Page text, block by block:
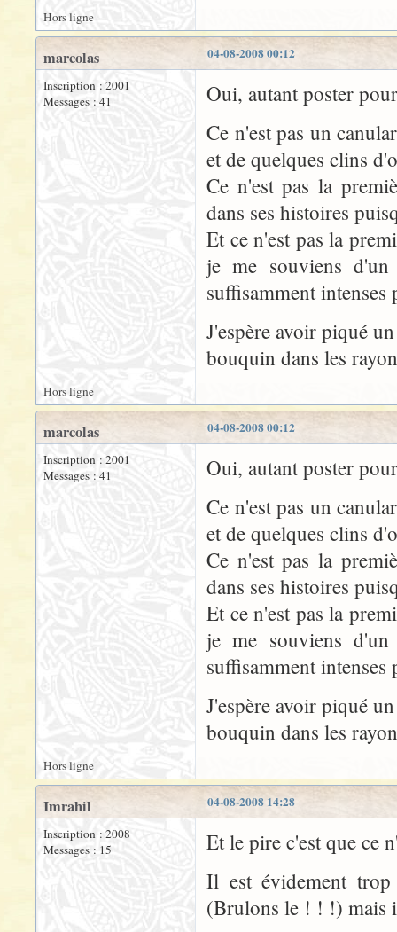
Hors ligne
04-08-2008 00:12
marcolas
Inscription : 2001
Messages : 41
Oui, autant poster
Ce n'est pas un
et de quelques clins
Ce n'est pas la
dans ses histoires
Et ce n'est pas la
je me souviens
suffisamment
J'espère avoir piqué
bouquin dans les
Hors ligne
04-08-2008 00:12
marcolas
Inscription : 2001
Messages : 41
Oui, autant poster
Ce n'est pas un
et de quelques clins
Ce n'est pas la
dans ses histoires
Et ce n'est pas la
je me souviens
suffisamment
J'espère avoir piqué
bouquin dans les
Hors ligne
04-08-2008 14:28
Imrahil
Inscription : 2008
Messages : 15
Et le pire c'est que ce
Il est évidement
(Brulons le ! ! !) mais